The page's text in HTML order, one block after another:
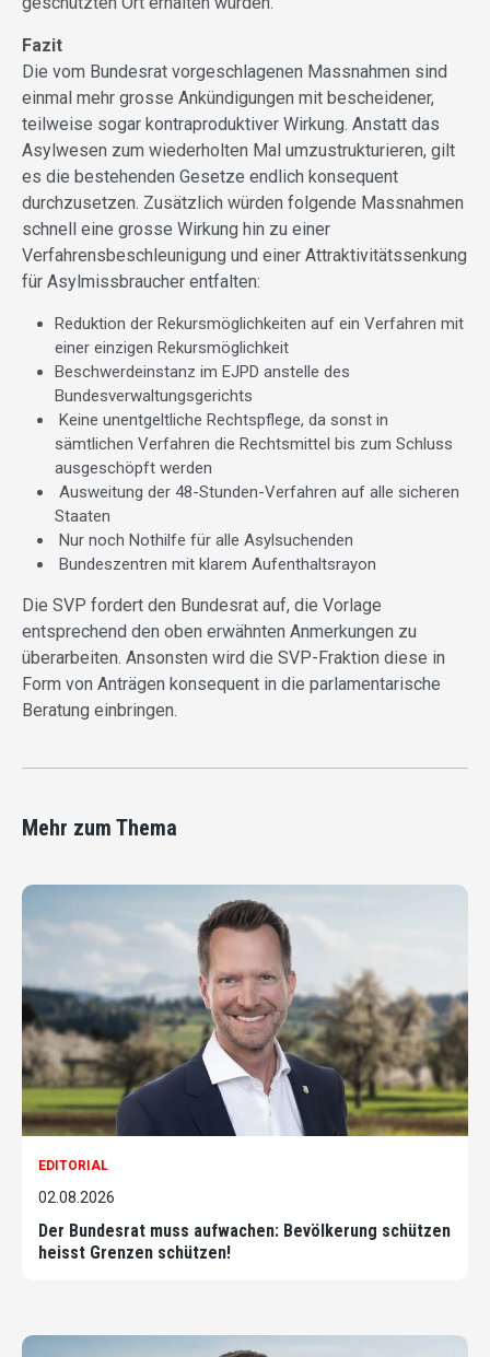
Fazit
Die vom Bundesrat vorgeschlagenen Massnahmen sind
einmal mehr grosse Ankündigungen mit bescheidener,
teilweise sogar kontraproduktiver Wirkung. Anstatt das
Asylwesen zum wiederholten Mal umzustrukturieren, gilt
es die bestehenden Gesetze endlich konsequent
durchzusetzen. Zusätzlich würden folgende Massnahmen
schnell eine grosse Wirkung hin zu einer
Verfahrensbeschleunigung und einer Attraktivitätssenkung
für Asylmissbraucher entfalten:
Reduktion der Rekursmöglichkeiten auf ein Verfahren mit
einer einzigen Rekursmöglichkeit
Beschwerdeinstanz im EJPD anstelle des
Bundesverwaltungsgerichts
Keine unentgeltliche Rechtspflege, da sonst in
sämtlichen Verfahren die Rechtsmittel bis zum Schluss
ausgeschöpft werden
Ausweitung der 48-Stunden-Verfahren auf alle sicheren
Staaten
Nur noch Nothilfe für alle Asylsuchenden
Bundeszentren mit klarem Aufenthaltsrayon
Die SVP fordert den Bundesrat auf, die Vorlage
entsprechend den oben erwähnten Anmerkungen zu
überarbeiten. Ansonsten wird die SVP-Fraktion diese in
Form von Anträgen konsequent in die parlamentarische
Beratung einbringen.
Mehr zum Thema
EDITORIAL
02.08.2026
Der Bundesrat muss aufwachen: Bevölkerung schützen
heisst Grenzen schützen!